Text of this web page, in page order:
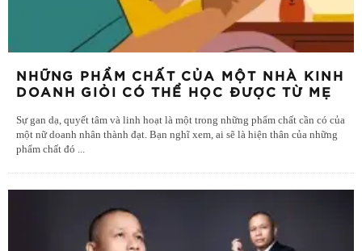
NHỮNG PHẨM CHẤT CỦA MỘT NHÀ KINH
DOANH GIỎI CÓ THỂ HỌC ĐƯỢC TỪ MẸ
Sự gan dạ, quyết tâm và linh hoạt là một trong những phẩm chất cần có của
một nữ doanh nhân thành đạt. Bạn nghĩ xem, ai sẽ là hiện thân của những
phẩm chất đó ...